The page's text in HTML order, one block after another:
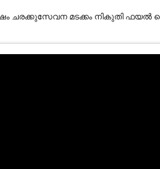
ചരക്കുസേവന മടക്കം നികുതി ഫയൽ